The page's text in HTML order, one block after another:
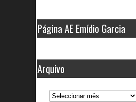
Página AE Emídio Garcia
Arquivo
Arquivo